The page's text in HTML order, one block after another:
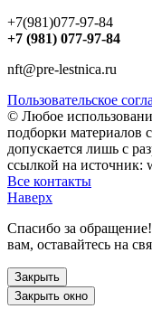
+7(981)077-97-84
+7 (981) 077-97-84
nft@pre-lestnica.ru
Пользовательское
© Любое
подборки материалов
допускается лишь с
ссылкой на источник:
Все контакты
Наверх
Спасибо за
вам, оставайтесь на
Закрыть
Закрыть окно